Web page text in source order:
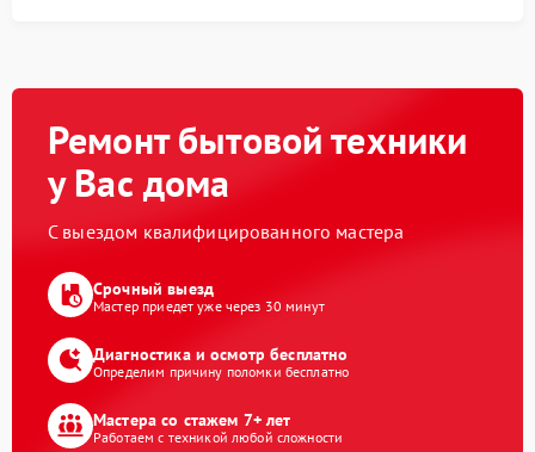
Ремонт бытовой техники
у Вас дома
С выездом квалифицированного мастера
Срочный выезд
Мастер приедет уже через 30 минут
Диагностика и осмотр бесплатно
Определим причину поломки бесплатно
Мастера со стажем 7+ лет
Работаем с техникой любой сложности